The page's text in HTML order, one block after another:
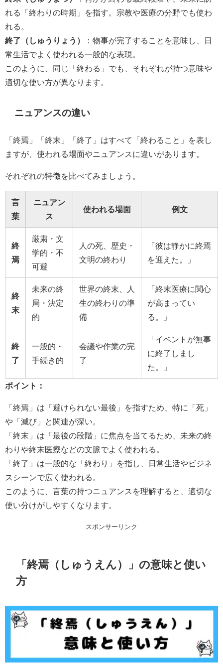
れる「終わりの時期」を指す。宗教や医療の分野でも使わ
れる。
終了（しゅうりょう）
：物事が完了することを意味し、日
常生活でよく使われる一般的な表現。
このように、同じ「終わる」でも、それぞれが持つ意味や
適切な使い方が異なります。
ニュアンスの違い
「終焉」「終末」「終了」はすべて「終わること」を表し
ますが、使われる場面やニュアンスに違いがあります。
それぞれの特徴を比べてみましょう。
言
葉
ニュアン
ス
使われる場面 例文
終
焉
厳粛・文
学的・不
可避
人の死、歴史・
文明の終わり
「彼は静かに終焉
を迎えた。」
終
末
未来の終
局・決定
的
世界の終末、人
生の終わりの準
備
「終末医療に関心
が高まってい
る。」
終
了
一般的・
手続き的
会議や作業の完
了
「イベントが無事
に終了しまし
た。」
ポイント：
「終焉」は「避けられない最後」を指すため、特に「死」
や「滅び」と関連が深い。
「終末」は「最後の段階」に焦点を当てるため、未来の終
わりや終末医療などの文脈でよく使われる。
「終了」は一般的な「終わり」を指し、日常生活やビジネ
スシーンで広く使われる。
このように、言葉の持つニュアンスを理解すると、適切な
使い分けがしやすくなります。
スポンサーリンク
「終焉（しゅうえん）」の意味と使い
方